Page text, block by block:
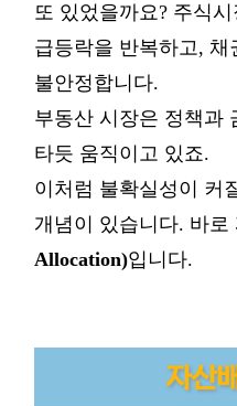
또 있었을까요? 주식시
급등락을 반복하고, 채
불안정합니다.
부동산 시장은 정책과
타듯 움직이고 있죠.
이처럼 불확실성이 커
개념이
있습니다. 바로
Allocation)입니다.